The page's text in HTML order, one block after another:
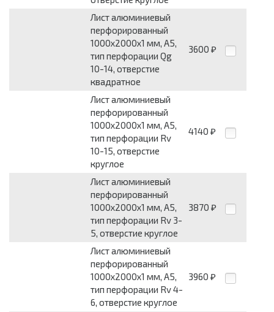
Лист алюминиевый
перфорированный
1000x2000x1 мм, А5,
тип перфорации Qg
10-14, отверстие
квадратное
3600 ₽
Лист алюминиевый
перфорированный
1000x2000x1 мм, А5,
тип перфорации Rv
10-15, отверстие
круглое
4140 ₽
Лист алюминиевый
перфорированный
1000x2000x1 мм, А5,
тип перфорации Rv 3-
5, отверстие круглое
3870 ₽
Лист алюминиевый
перфорированный
1000x2000x1 мм, А5,
тип перфорации Rv 4-
6, отверстие круглое
3960 ₽